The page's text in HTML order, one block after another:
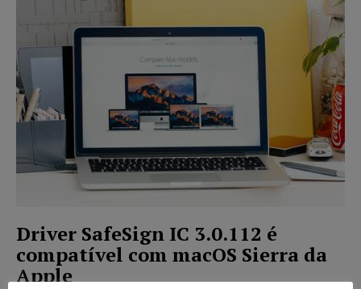
Driver SafeSign IC 3.0.112 é
compatível com macOS Sierra da
Apple